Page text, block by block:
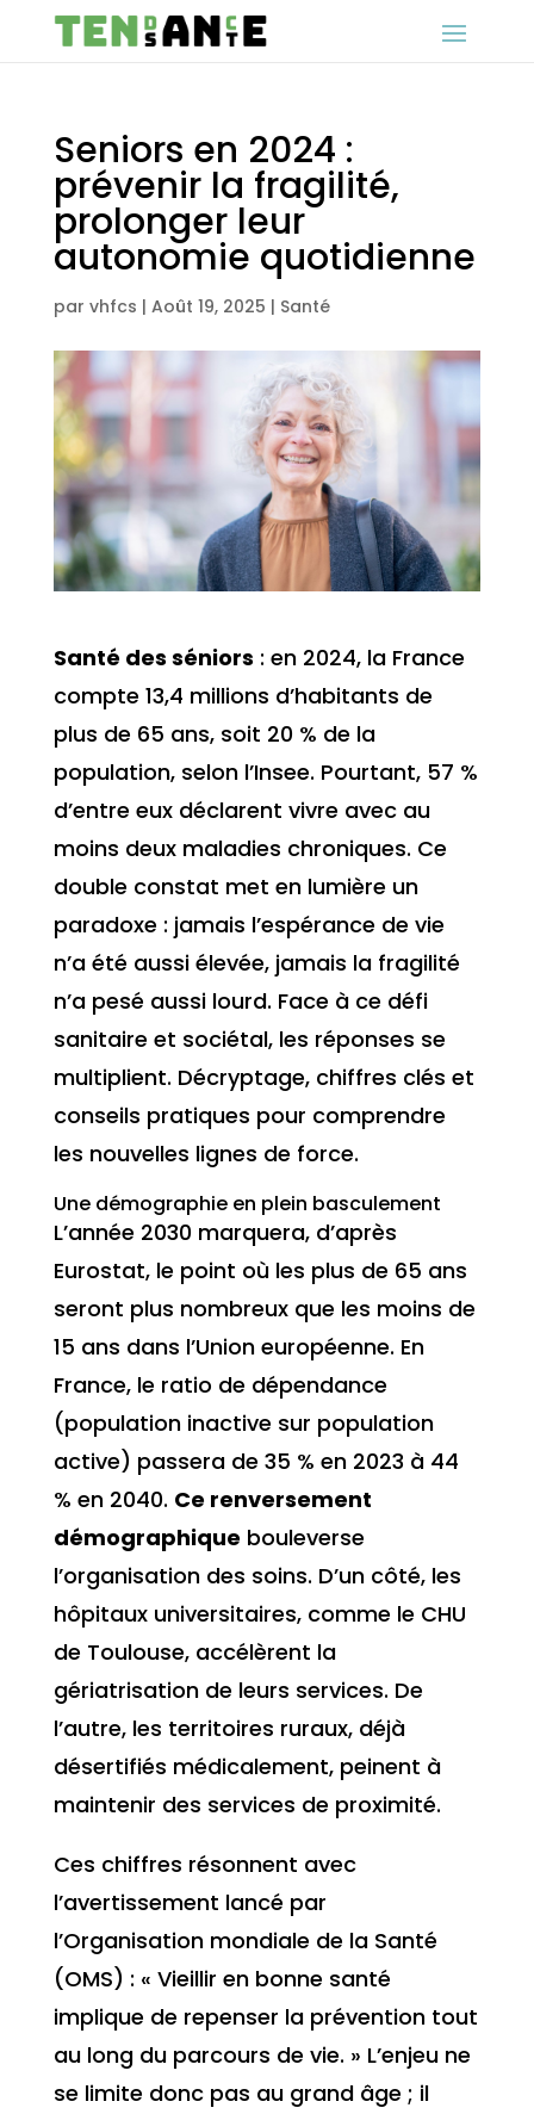
Seniors en 2024 :
prévenir la fragilité,
prolonger leur
autonomie quotidienne
par vhfcs | Août 19, 2025 | Santé
Santé des séniors : en 2024, la France
compte 13,4 millions d’habitants de
plus de 65 ans, soit 20 % de la
population, selon l’Insee. Pourtant, 57 %
d’entre eux déclarent vivre avec au
moins deux maladies chroniques. Ce
double constat met en lumière un
paradoxe : jamais l’espérance de vie
n’a été aussi élevée, jamais la fragilité
n’a pesé aussi lourd. Face à ce défi
sanitaire et sociétal, les réponses se
multiplient. Décryptage, chiffres clés et
conseils pratiques pour comprendre
les nouvelles lignes de force.
Une démographie en plein basculement
L’année 2030 marquera, d’après
Eurostat, le point où les plus de 65 ans
seront plus nombreux que les moins de
15 ans dans l’Union européenne. En
France, le ratio de dépendance
(population inactive sur population
active) passera de 35 % en 2023 à 44
% en 2040. Ce renversement
démographique bouleverse
l’organisation des soins. D’un côté, les
hôpitaux universitaires, comme le CHU
de Toulouse, accélèrent la
gériatrisation de leurs services. De
l’autre, les territoires ruraux, déjà
désertifiés médicalement, peinent à
maintenir des services de proximité.
Ces chiffres résonnent avec
l’avertissement lancé par
l’Organisation mondiale de la Santé
(OMS) : « Vieillir en bonne santé
implique de repenser la prévention tout
au long du parcours de vie. » L’enjeu ne
se limite donc pas au grand âge ; il